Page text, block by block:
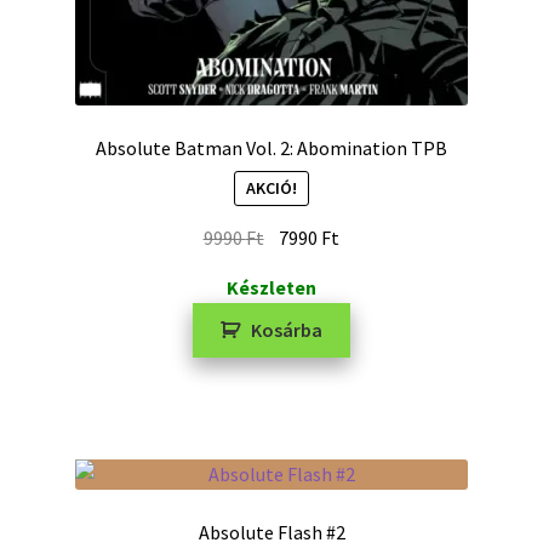
Absolute Batman Vol. 2: Abomination TPB
AKCIÓ!
9990Ft 7990 Ft
Készleten
Kosárba
Absolute Flash #2